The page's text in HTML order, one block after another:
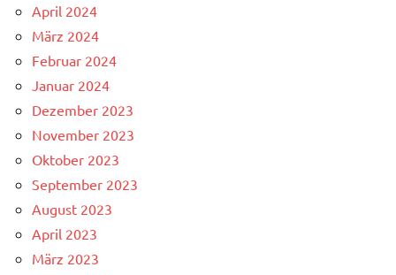
April 2024
März 2024
Februar 2024
Januar 2024
Dezember 2023
November 2023
Oktober 2023
September 2023
August 2023
April 2023
März 2023